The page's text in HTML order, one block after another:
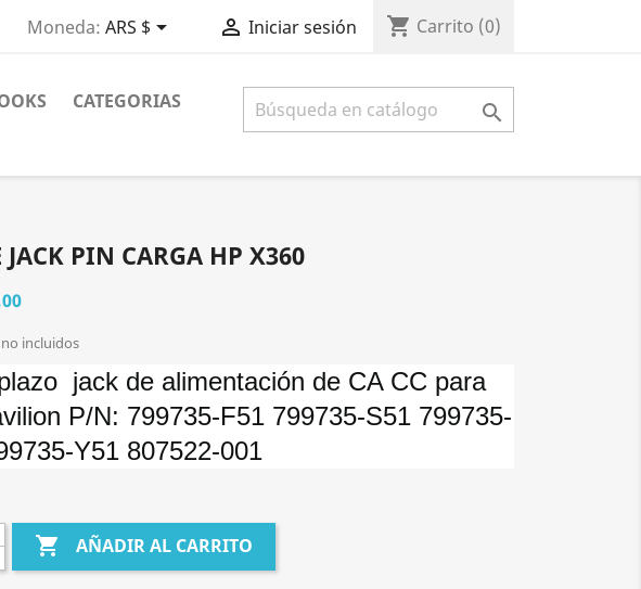
Moneda: ARS $  Iniciar sesión shopping_cart Carrito (0)
CATEGORIAS 
JACK PIN CARGA HP X360
incluidos
jack de alimentación de CA CC para
P/N: 799735-F51 799735-S51 799735-
Y51 807522-001
 AÑADIR AL CARRITO